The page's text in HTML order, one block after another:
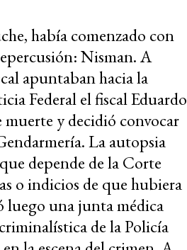
había comenzado con
Nisman. A
apuntaban hacia la
Federal el fiscal Eduardo
muerte y decidió convocar
La autopsia
depende de la Corte
o indicios de que hubiera
una junta médica
de la Policía